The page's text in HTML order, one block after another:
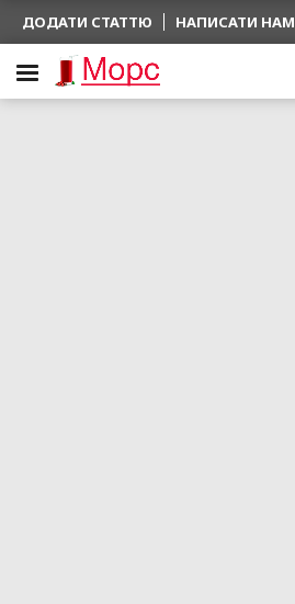
ДОДАТИ СТАТТЮ НАПИСАТИ НАМ